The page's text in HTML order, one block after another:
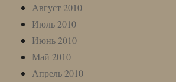
Август 2010
Июль 2010
Июнь 2010
Май 2010
Апрель 2010